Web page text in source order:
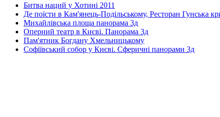
Битва наций у Хотині 2011
Де поїсти в Кам'янець-Подільському, Ресторан Гунська
Михайлівська площа панорама 3д
Оперний театр в Києві. Панорама 3д
Пам'ятник Богдану Хмельницькому
Софіївський собор у Києві. Сферичні панорами 3д